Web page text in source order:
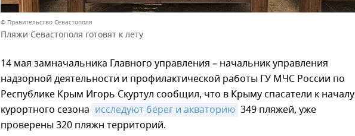
© Правительство Севастополя
Пляжи Севастополя готовят к лету
14 мая замначальника Главного управления – начальник управления
надзорной деятельности и профилактической работы ГУ МЧС России по
Республике Крым Игорь Скуртул сообщил, что в Крыму спасатели к началу
курортного сезона исследуют берег и акваторию 349 пляжей, уже
проверены 320 пляжн территорий.